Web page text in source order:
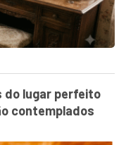
do lugar perfeito
contemplados